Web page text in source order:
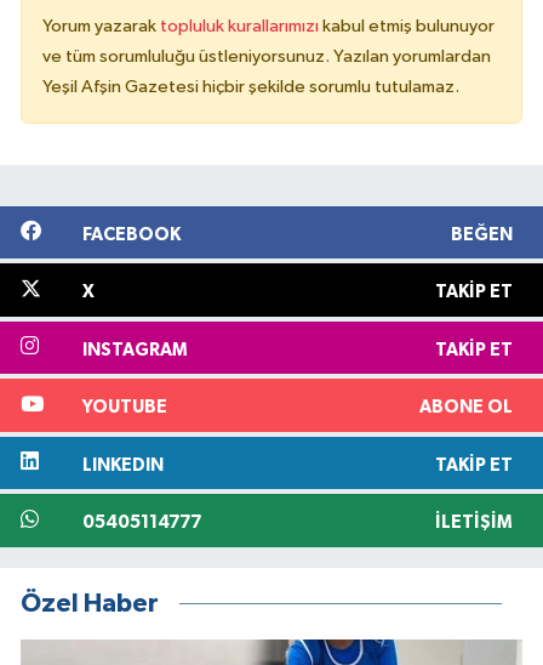
Yorum yazarak topluluk kurallarımızı kabul etmiş bulunuyor
ve tüm sorumluluğu üstleniyorsunuz. Yazılan yorumlardan
Yeşil Afşin Gazetesi hiçbir şekilde sorumlu tutulamaz.
FACEBOOK BEĞEN
X TAKIP ET
INSTAGRAM TAKIP ET
YOUTUBE ABONE OL
LINKEDIN TAKIP ET
05405114777 İLETIŞIM
Özel Haber